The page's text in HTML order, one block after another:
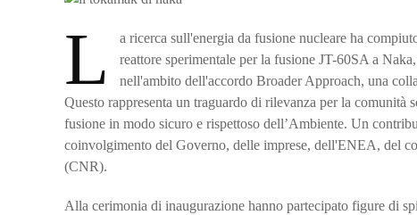
L
a ricerca sull'energia da fusione nucleare ha
reattore sperimentale per la fusione JT-60SA a
nell'ambito dell'accordo Broader Approach, una
Questo rappresenta un traguardo di rilevanza per la
fusione in modo sicuro e rispettoso dell’Ambiente. Un
coinvolgimento del Governo, delle imprese, dell'ENEA, del
(CNR).
Alla cerimonia di inaugurazione hanno partecipato figure di